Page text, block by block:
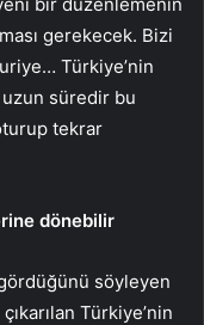
gerekecek. Bizi
Türkiye’nin
süredir bu
tekrar
dönebilir
söyleyen
Türkiye’nin